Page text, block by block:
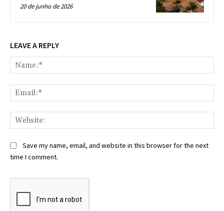
20 de junho de 2026
LEAVE A REPLY
Save my name, email, and website in this browser for the next
time I comment.